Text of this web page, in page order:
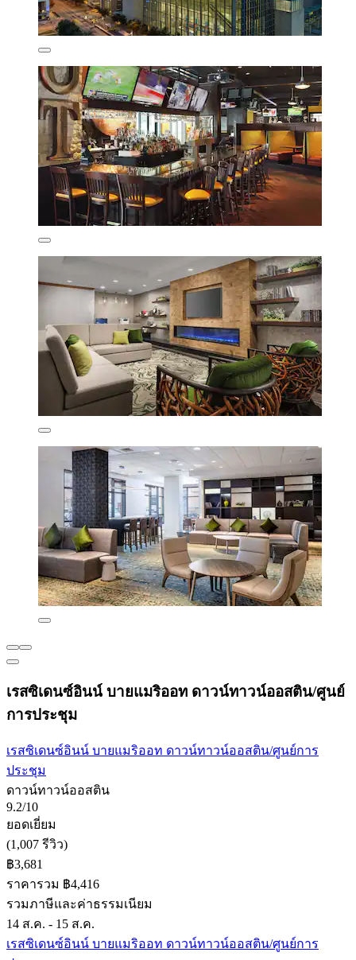
เรสซิเดนซ์อินน์ บายแมริออท ดาวน์ทาวน์ออสติน/ศูนย์
การประชุม
เรสซิเดนซ์อินน์ บายแมริออท ดาวน์ทาวน์ออสติน/ศูนย์การ
ประชุม
ดาวน์ทาวน์ออสติน
9.2/10
ยอดเยี่ยม
(1,007 รีวิว)
฿3,681
ราคารวม ฿4,416
รวมภาษีและค่าธรรมเนียม
14 ส.ค. - 15 ส.ค.
เรสซิเดนซ์อินน์ บายแมริออท ดาวน์ทาวน์ออสติน/ศูนย์การ